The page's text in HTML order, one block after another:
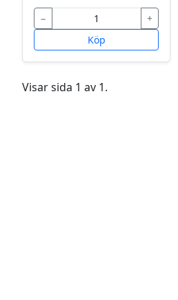
−
+
Köp
Visar sida 1 av 1.